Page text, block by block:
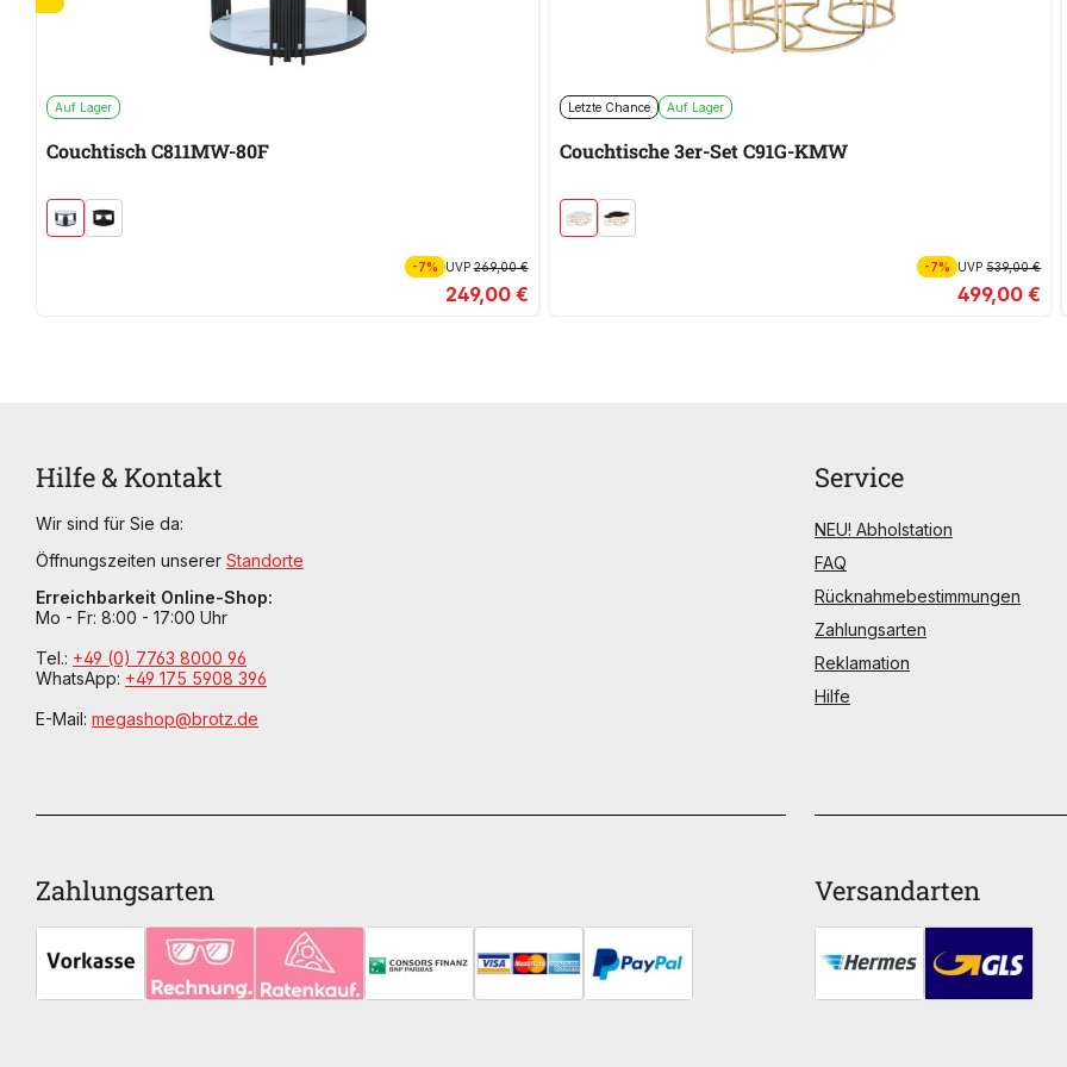
Auf Lager
Couchtisch C811MW-80F
-7% UVP269,00 €
249,00 €
Letzte Chance Auf Lager
Couchtische 3er-Set C91G-KMW
-7% UVP539,00 €
499,00 €
Hilfe & Kontakt
Wir sind für Sie da:
Öffnungszeiten unserer Standorte
Erreichbarkeit Online-Shop:
Mo - Fr: 8:00 - 17:00 Uhr
Tel.: +49 (0) 7763 8000 96
WhatsApp: +49 175 5908 396
E-Mail: megashop@brotz.de
Zahlungsarten Versandarten
Service
NEU! Abholstation
FAQ
Rücknahmebestimmungen
Zahlungsarten
Reklamation
Hilfe